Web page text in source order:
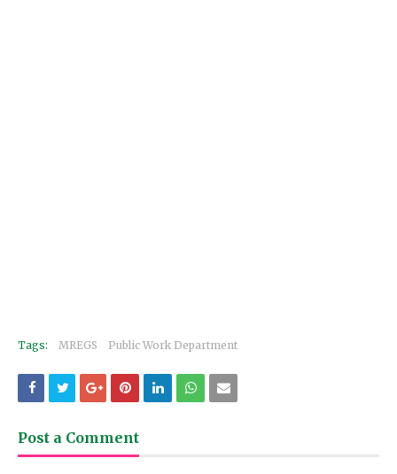
Tags: MREGS Public Work Department
Post a Comment